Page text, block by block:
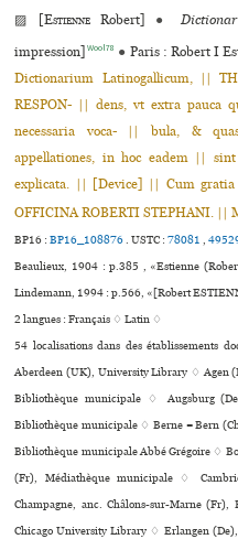
▨ [Estienne Robert] ●
impression]
Wool78 ● Paris : Robert I
Dictionarium Latinogallicum, ||
RESPON- || dens, vt extra pauca
necessaria voca- || bula, &
appellationes, in hoc eadem ||
explicata. || [Device] || Cum
OFFICINA ROBERTI STEPHANI. ||
BP16 :BP16_108876.USTC :78081,
Beaulieux, 1904 : p.385 , «Estienne
Lindemann, 1994 : p.566, «[Robert
2 langues :Français ♢Latin ♢
54 localisations dans des établissements
Aberdeen (UK), University Library ♢ Agen
Bibliothèque muni­ci­pale ♢ Augsburg
Bibliothèque muni­ci­pale ♢ Berne = Bern
Bibliothèque muni­ci­pale Abbé Grégoire ♢
(Fr), Médiathèque muni­ci­pale ♢
Champagne, anc. Châlons-sur-Marne
Chicago University Library ♢ Erlangen